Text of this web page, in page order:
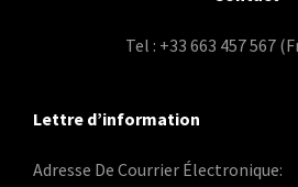
Tel : +33 663 457 567
Lettre d’information
Adresse De Courrier Électronique: